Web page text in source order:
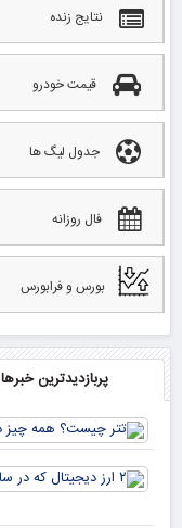
نتایج زنده
قیمت خودرو
جدول لیگ ها
فال روزانه
بورس و فرابورس
پربازدیدترین خبرها